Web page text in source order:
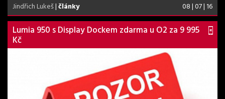
Jindřich Lukeš|články 08 | 07 | 16
Lumia 950 s Display Dockem zdarma u O2 za 9 995
Kč